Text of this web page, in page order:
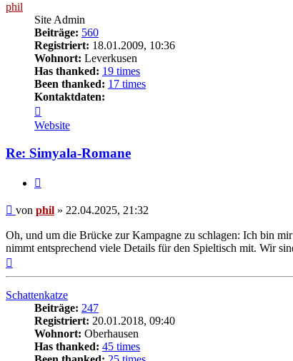
phil
Site Admin
Beiträge: 560
Registriert: 18.01.2009, 10:36
Wohnort: Leverkusen
Has thanked: 19 times
Been thanked: 17 times
Kontaktdaten:
von
phil
Website
Re: Simyala-Romane
Beitrag
von phil » 22.04.2025, 21:32
Oh, und um die Brücke zur Kampagne zu schlagen: Ich bin
nimmt entsprechend viele Details für den Spieltisch mit. Wir
Schattenkatze
Beiträge: 247
Registriert: 20.01.2018, 09:40
Wohnort: Oberhausen
Has thanked: 45 times